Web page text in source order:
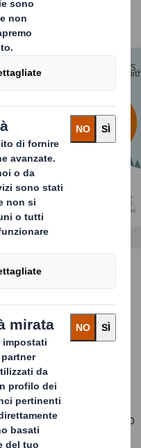
che i pacchi
i consumatori in
sperimentando gli
velocità di un pacco
dati che possono
che un tipico pacco
che raggiungono